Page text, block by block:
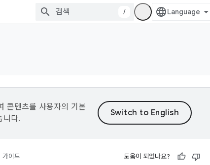
/
콘텐츠를 사용자의 기본
니다.
가이드 도움이 되었나요?